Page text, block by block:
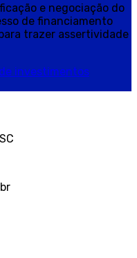
e negociação do
de financiamento
trazer assertividade
investimentos